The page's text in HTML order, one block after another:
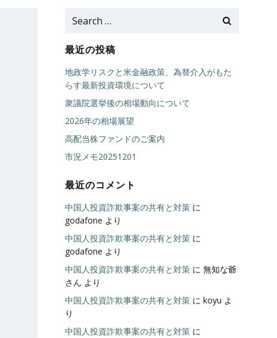
Search
最近の投稿
地政学リスクと米金融政策、為替介入がもた
らす最新投資環境について
衆議院選挙後の相場動向について
2026年の相場展望
高配当株ファンドのご案内
市況メモ20251201
最近のコメント
中国人投資詐欺事案の共有と対策 に
godafone より
中国人投資詐欺事案の共有と対策 に
godafone より
中国人投資詐欺事案の共有と対策 に 無知な爺
さん より
中国人投資詐欺事案の共有と対策 に koyu よ
り
中国人投資詐欺事案の共有と対策 に